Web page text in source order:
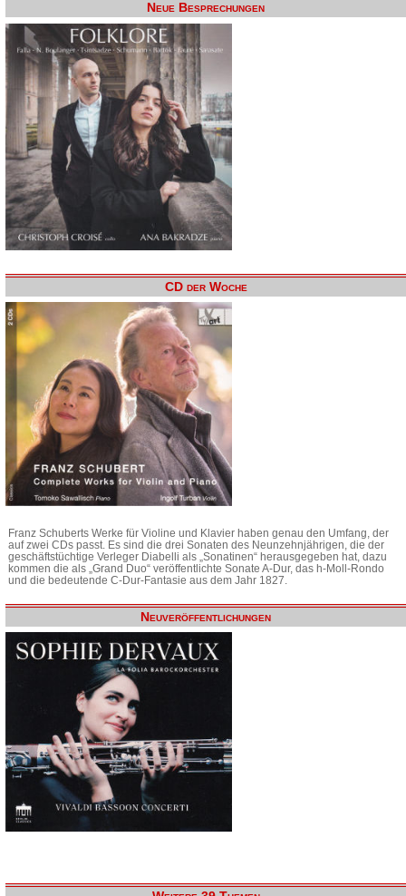
Neue Besprechungen
CD der Woche
Franz Schuberts Werke für Violine und Klavier haben genau den Umfang, der
auf zwei CDs passt. Es sind die drei Sonaten des Neunzehnjährigen, die der
geschäftstüchtige Verleger Diabelli als „Sonatinen“ herausgegeben hat, dazu
kommen die als „Grand Duo“ veröffentlichte Sonate A-Dur, das h-Moll-Rondo
und die bedeutende C-Dur-Fantasie aus dem Jahr 1827.
Neuveröffentlichungen